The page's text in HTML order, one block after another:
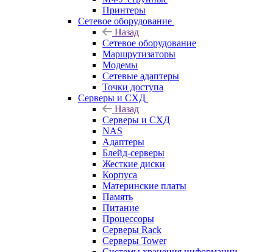
Принтеры
Сетевое оборудование
Назад
Сетевое оборудование
Маршрутизаторы
Модемы
Сетевые адаптеры
Точки доступа
Серверы и СХД
Назад
Серверы и СХД
NAS
Адаптеры
Блейд-серверы
Жесткие диски
Корпуса
Материнские платы
Память
Питание
Процессоры
Серверы Rack
Серверы Tower